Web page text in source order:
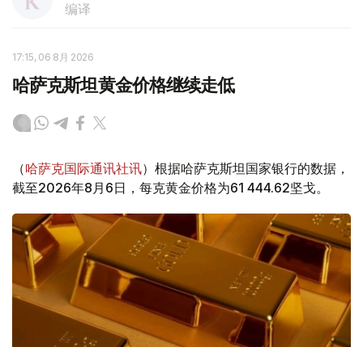
编译
17:15, 06 8月 2026
哈萨克斯坦黄金价格继续走低
（哈萨克国际通讯社讯）根据哈萨克斯坦国家银行的数据，
截至2026年8月6日，每克黄金价格为61 444.62坚戈。